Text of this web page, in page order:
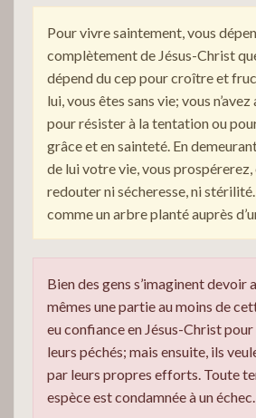
Pour vivre saintement, vous
complètement de Jésus-Christ
dépend du cep pour croître et
lui, vous êtes sans vie; vous
pour résister à la tentation ou
grâce et en sainteté. En
de lui votre vie, vous prospérerez,
redouter ni sécheresse, ni
comme un arbre planté auprès
Bien des gens s’imaginent devoir
mêmes une partie au moins de
eu confiance en Jésus-Christ
leurs péchés; mais ensuite, ils
par leurs propres efforts. Toute
espèce est condamnée à un échec.